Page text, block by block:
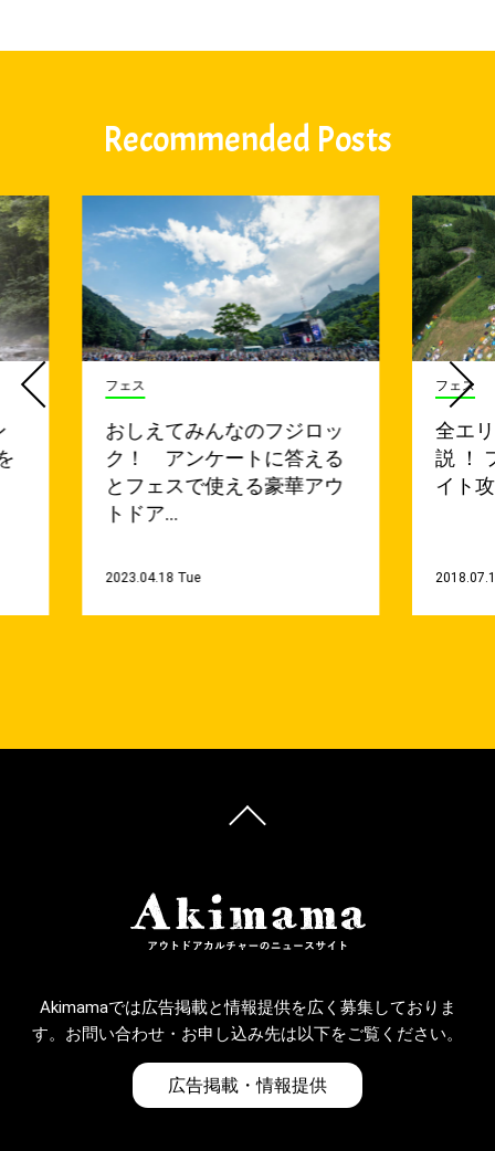
Recommended Posts
フェス
おしえてみんなのフジロッ
ク！ アンケートに答える
とフェスで使える豪華アウ
トドア…
2023.04.18 Tue
フェス
全エ
説 ！
イト
Akimamaでは広告掲載と情報提供を広く募集しておりま
す。お問い合わせ・お申し込み先は以下をご覧ください。
広告掲載・情報提供